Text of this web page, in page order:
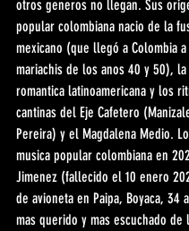
otros generos no llegan. Sus
popular colombiana nacio de la
mexicano (que llegó a Colombia
mariachis de los anos 40 y 50), la
romantica latinoamericana y los
cantinas del Eje Cafetero
Pereira) y el Magdalena Medio.
musica popular colombiana en
Jimenez (fallecido el 10 enero
de avioneta en Paipa, Boyaca, 34
mas querido y mas escuchado de